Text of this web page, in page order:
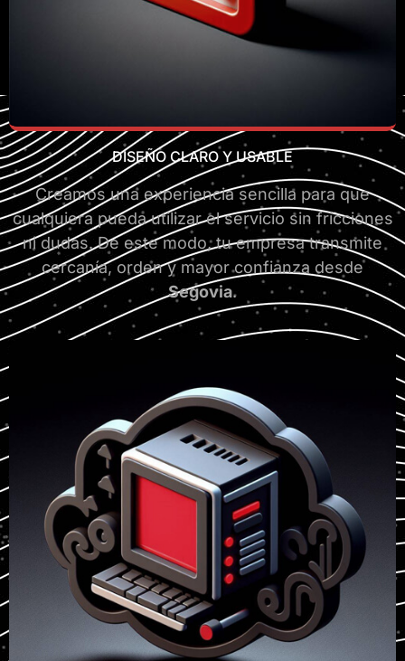
DISEÑO CLARO Y USABLE
Creamos una experiencia sencilla para que
cualquiera pueda utilizar el servicio sin fricciones
ni dudas. De este modo, tu empresa transmite
cercanía, orden y mayor confianza desde
Segovia.